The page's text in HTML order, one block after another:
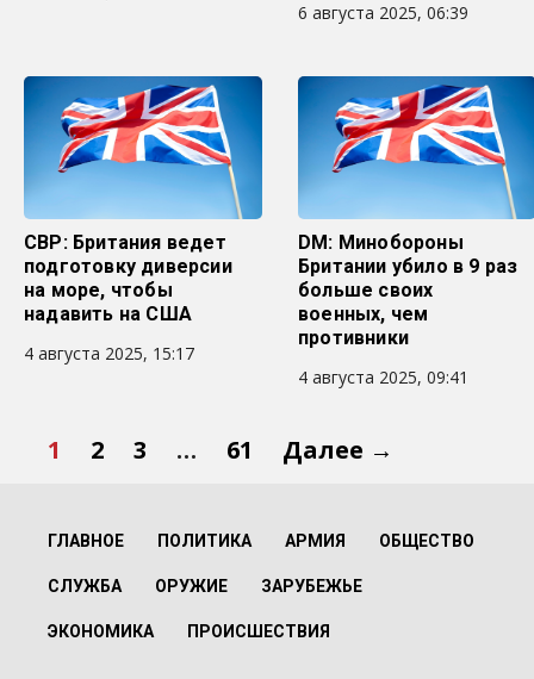
6 августа 2025, 06:39
СВР: Британия ведет
подготовку диверсии
на море, чтобы
надавить на США
4 августа 2025, 15:17
DM: Минобороны
Британии убило в 9 раз
больше своих
военных, чем
противники
4 августа 2025, 09:41
1 2 3 … 61 Далее →
ГЛАВНОЕ ПОЛИТИКА АРМИЯ ОБЩЕСТВО
СЛУЖБА ОРУЖИЕ ЗАРУБЕЖЬЕ
ЭКОНОМИКА ПРОИСШЕСТВИЯ